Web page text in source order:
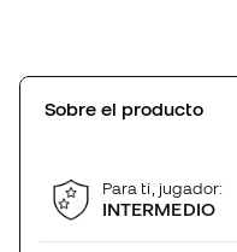
Sobre el producto
Para ti, jugador:
INTERMEDIO